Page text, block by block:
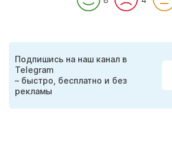
Подпишись на наш канал в
Telegram
– быстро, бесплатно и без
рекламы